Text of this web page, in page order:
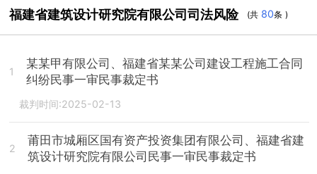
福建省建筑设计研究院有限公司司法风险 (共 80条 )
1
某某甲有限公司、福建省某某公司建设工程施工合同
纠纷民事一审民事裁定书
裁判时间:2025-02-13
2
莆田市城厢区国有资产投资集团有限公司、福建省建
筑设计研究院有限公司民事一审民事裁定书